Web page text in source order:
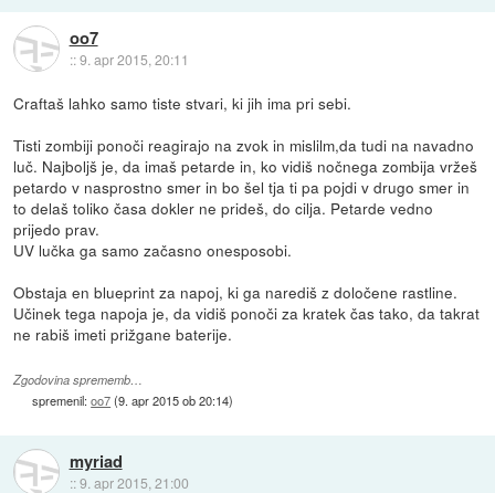
oo7
::9. apr 2015, 20:11
Craftaš lahko samo tiste stvari, ki jih ima pri sebi.
Tisti zombiji ponoči reagirajo na zvok in mislilm,da tudi na navadno
luč. Najboljš je, da imaš petarde in, ko vidiš nočnega zombija vržeš
petardo v nasprostno smer in bo šel tja ti pa pojdi v drugo smer in
to delaš toliko časa dokler ne prideš, do cilja. Petarde vedno
prijedo prav.
UV lučka ga samo začasno onesposobi.
Obstaja en blueprint za napoj, ki ga narediš z določene rastline.
Učinek tega napoja je, da vidiš ponoči za kratek čas tako, da takrat
ne rabiš imeti prižgane baterije.
Zgodovina sprememb…
spremenil:oo7(9. apr 2015 ob 20:14)
myriad
::9. apr 2015, 21:00